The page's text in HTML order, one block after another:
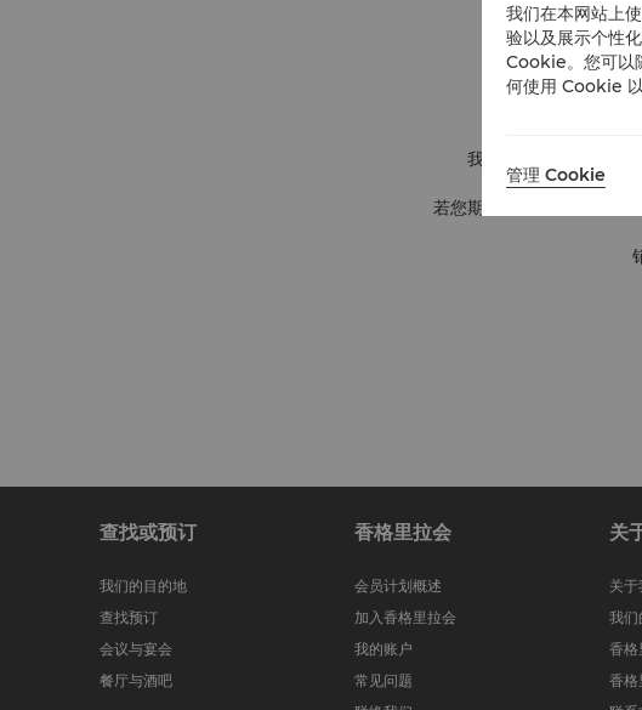
我们拒绝千篇一律的套
若您期待在凯恩斯邂逅难
查找或预订
我们的目的地
查找预订
会议与宴会
餐厅与酒吧
香格里拉会
会员计划概述
加入香格里拉会
我的账户
常见问题
关
关于
我们
香格
香格
我们在本网站上
验以及展示个性
Cookie。您可以
何使用 Cookie
管理 Cookie